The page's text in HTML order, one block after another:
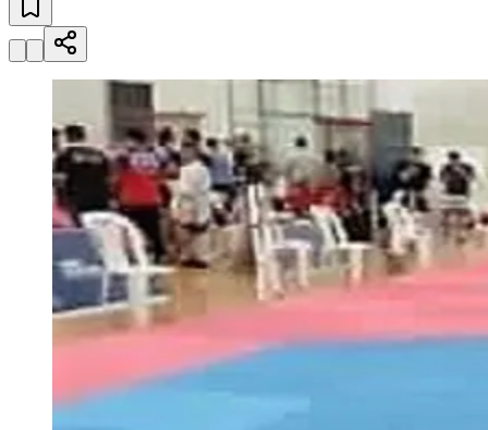
atualizadas
Paulistão, Brasileirão, Champions League e mais. Placar em tempo
Acompanhar jogos
Newsletter Bom Dia Barueri
Entretenimento Completo
Resultados das Loterias
Esportes ao Vivo
Trânsito em Tempo Real
Clima e Previsão do Tempo
Vagas de Emprego
Portal Pet
Explore Barueri
Guia de Empresas
Anuncie Aqui
Seguir
min de leitura
Esporte
Aluno de Barueri conquista ouro em
Taekwondo nos Jogos Escolares do Estado